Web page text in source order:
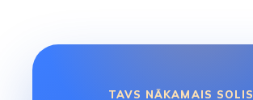
TAVS NĀKAMAIS SOLIS